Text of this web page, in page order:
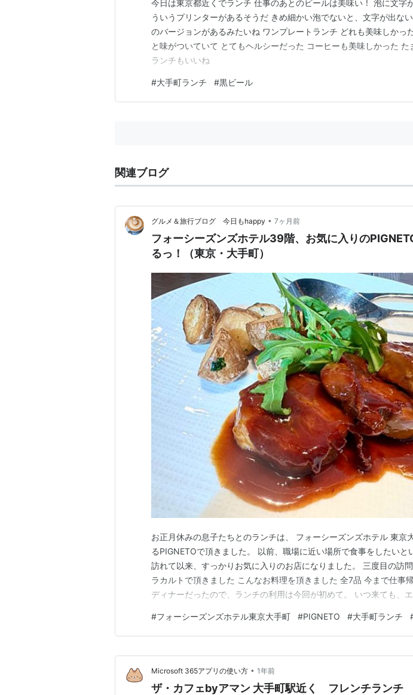
今日は東京都近くでランチ 仕事のあとのビールは美味い！ 泡に文字
ういうプリンターがあるそうだ きめ細かい泡でないと、文字が出な
のバージョンがあるみたいね ワンプレートランチ どれも美味しかっ
と味がついていて とてもヘルシーだった コーヒーも美味しかった た
ランチもいいね
#大手町ランチ #黒ビール
関連ブログ
グルメ＆旅行ブログ 今日もhappy • 7ヶ月前
フォーシーズンズホテル39階、お気に入りの
るっ！（東京・大手町）
お正月休みの息子たちとのランチは、 フォーシーズンズホテル 東京
るPIGNETOで頂きました。 以前、職場に近い場所で食事をしたいと
訪れて以来、すっかりお気に入りのお店になりました。 三度目の訪
ラカルトで頂きました こんなお料理を頂きました 全7品 今まで仕事
ディナーだったので、ランチの利用は今回が初めて。 いつ来ても、
ドル？ 7m近い天井高いっぱいのガラス張りの窓から見る、夜景もい
いい青空の下に広がる東京の町並みを…
#フォーシーズンズホテル東京大手町 #PIGNETO #大手町ランチ
Microsoft 365アプリの使い方 • 1年前
ザ・カフェbyアマン 大手町駅近く フレンチランチ